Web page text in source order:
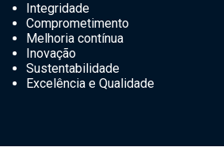
Integridade
Comprometimento
Melhoria contínua
Inovação
Sustentabilidade
Excelência e Qualidade